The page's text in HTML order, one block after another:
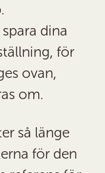
dina
för
ovan,
om.
så länge
för den